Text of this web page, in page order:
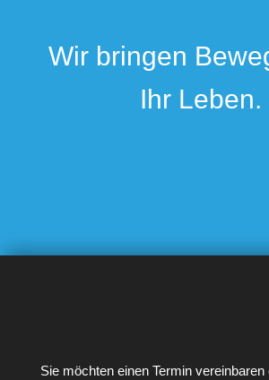
Wir bringen
Ihr Leben.
Sie möchten einen Termin vereinbaren